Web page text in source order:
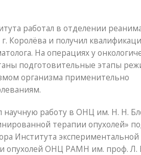
работал в отделении
Королёва и получил
На операциях у
подготовительные этапы
организма применительно
научную работу в ОНЦ им. Н. Н.
терапии опухолей»
Института экспериментальной
опухолей ОНЦ РАМН им. проф. Л.